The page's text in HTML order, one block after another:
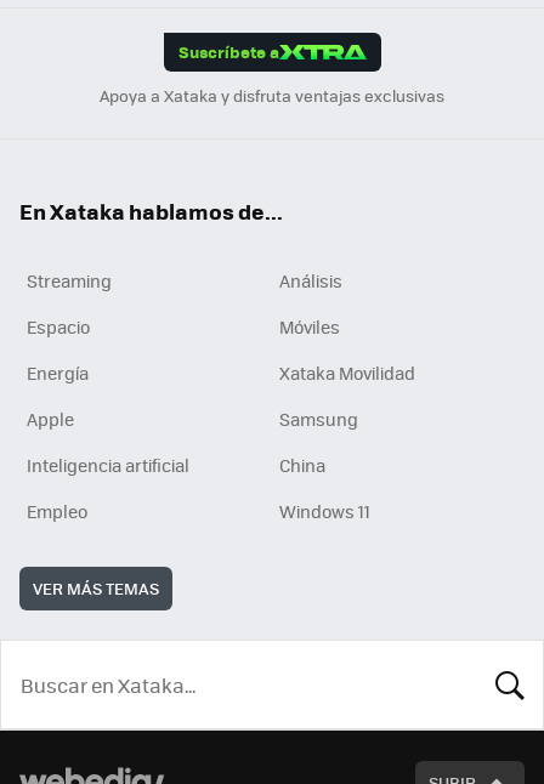
Suscríbete a
Apoya a Xataka y disfruta ventajas exclusivas
En Xataka hablamos de...
Streaming
Análisis
Espacio
Móviles
Energía
Xataka Movilidad
Apple
Samsung
Inteligencia artificial
China
Empleo
Windows 11
VER MÁS TEMAS